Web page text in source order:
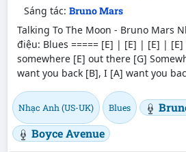
Sáng tác: Bruno Mars
Talking To The Moon - Bruno Mars
điệu: Blues ===== [E] | [E] | [E] |
somewhere [E] out there [G]
want you back [B], I [A] want you
Nhạc Anh (US-UK) Blues
Boyce Avenue